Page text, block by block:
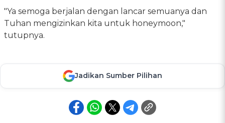
"Ya semoga berjalan dengan lancar semuanya dan
Tuhan mengizinkan kita untuk honeymoon,"
tutupnya.
Jadikan Sumber Pilihan